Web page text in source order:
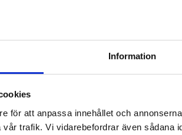
Information
för att anpassa innehållet och
trafik. Vi vidarebefordrar även sådana